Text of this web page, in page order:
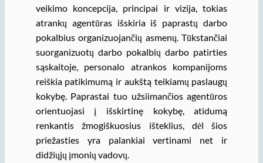
veikimo koncepcija, principai ir vizija, tokias
atrankų agentūras išskiria iš paprastų darbo
pokalbius organizuojančių asmenų. Tūkstančiai
suorganizuotų darbo pokalbių darbo patirties
sąskaitoje, personalo atrankos kompanijoms
reiškia patikimumą ir aukštą teikiamų paslaugų
kokybę. Paprastai tuo užsiimančios agentūros
orientuojasi į išskirtinę kokybę, atidumą
renkantis žmogiškuosius išteklius, dėl šios
priežasties yra palankiai vertinami net ir
didžiųjų įmonių vadovų.